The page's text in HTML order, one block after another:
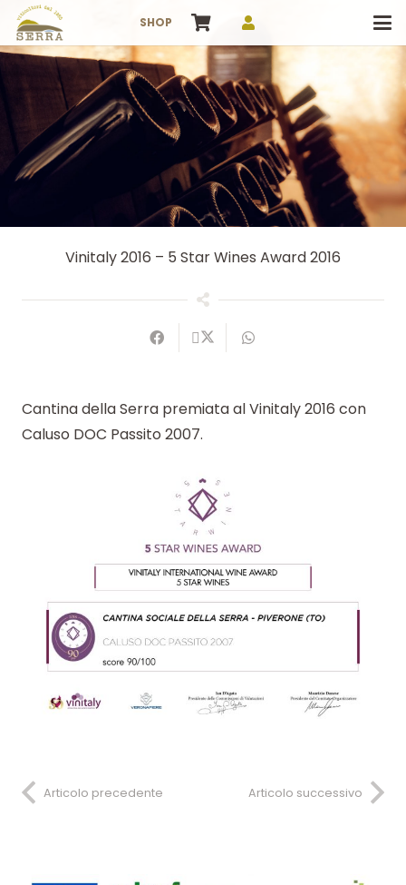
SHOP
Vinitaly 2016 – 5 Star Wines Award 2016
Cantina della Serra premiata al Vinitaly 2016 con
Caluso DOC Passito 2007.
Articolo precedente Articolo successivo